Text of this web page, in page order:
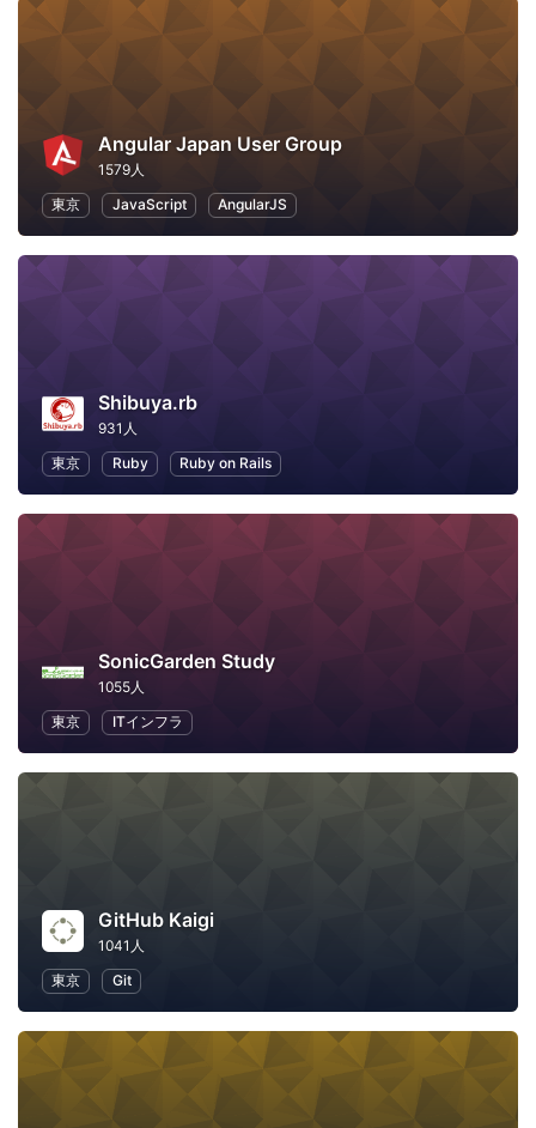
Angular Japan User Group
1579人
東京
JavaScript AngularJS
Shibuya.rb
931人
東京
Ruby Ruby on Rails
SonicGarden Study
1055人
東京
ITインフラ
GitHub Kaigi
1041人
東京
Git